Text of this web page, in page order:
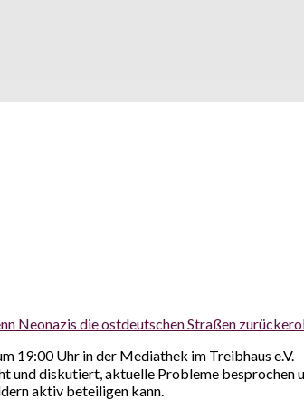
Neonazis die ostdeutschen Straßen
19:00 Uhr in der Mediathek im Treibhaus e.V.
und diskutiert, aktuelle Probleme
aktiv beteiligen kann.